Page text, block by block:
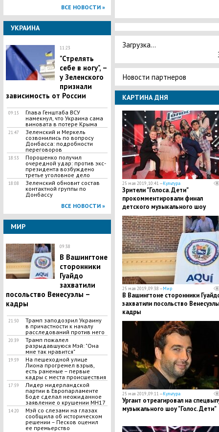
ВСЕ НОВОСТИ »
УКРАИНА
11:23
"Стрелять
себе в ногу", –
у Зеленского
признали
зависимость от России
09:15
Глава Генштаба ВСУ
намекнул, что Украина сама
виновата в потере Крыма
21:47
Зеленский и Меркель
созвонились по вопросу
Донбасса: подробности
переговоров
18:53
​Порошенко получил
очередной удар: против экс-
президента возбуждено
третье уголовное дело
18:08
Зеленский обновит состав
контактной группы по
Донбассу
ВСЕ НОВОСТИ »
МИР
09:38
В Вашингтоне
сторонники
Гуайдо
захватили
посольство Венесуэлы –
кадры
21:50
Трамп заподозрил Украину
в причастности к началу
расследований против него
20:39
Трамп пожалел
разрыдавшуюся Мэй: "Она
мне так нравится"
19:59
На пешеходной улице
Лиона прогремел взрыв,
есть раненые – первые
кадры с места происшествия
17:59
​Лидер нидерландской
партии в Европарламенте
Боде сделал неожиданное
заявление о крушении MH17
14:20
Мэй со слезами на глазах
сообщила об историческом
решении – Песков оценил
ее премьерство
Загрузка...
Новости партнеров
КАРТИНА ДНЯ
25 мая 2019, 10:41 —Культура
Зрители "Голоса. Дети"
прокомментировали финал
детского музыкального шоу
25 мая 2019, 09:38 —Мир
В Вашингтоне сторонники
захватили посольство
кадры
25 мая 2019, 09:11 —Культура
Ургант отреагировал на
музыкального шоу "Голос. Дети"